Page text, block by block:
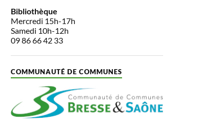
Bibliothèque
Mercredi 15h-17h
Samedi 10h-12h
09 86 66 42 33
COMMUNAUTÉ DE COMMUNES